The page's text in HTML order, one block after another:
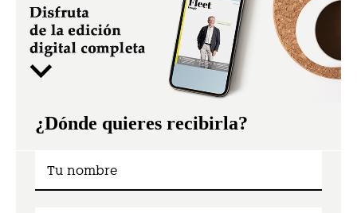
¿Dónde quieres recibirla?